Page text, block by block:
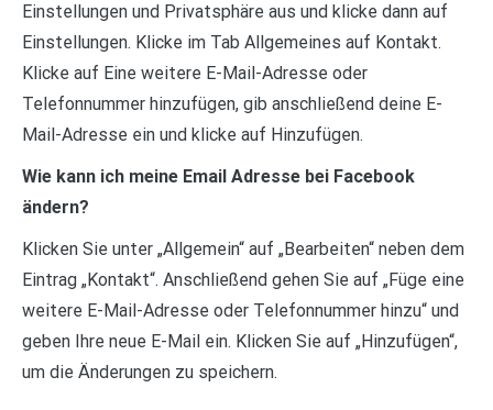
Einstellungen und Privatsphäre aus und klicke dann auf
Einstellungen. Klicke im Tab Allgemeines auf Kontakt.
Klicke auf Eine weitere E-Mail-Adresse oder
Telefonnummer hinzufügen, gib anschließend deine E-
Mail-Adresse ein und klicke auf Hinzufügen.
Wie kann ich meine Email Adresse bei Facebook
ändern?
Klicken Sie unter „Allgemein“ auf „Bearbeiten“ neben dem
Eintrag „Kontakt“. Anschließend gehen Sie auf „Füge eine
weitere E-Mail-Adresse oder Telefonnummer hinzu“ und
geben Ihre neue E-Mail ein. Klicken Sie auf „Hinzufügen“,
um die Änderungen zu speichern.